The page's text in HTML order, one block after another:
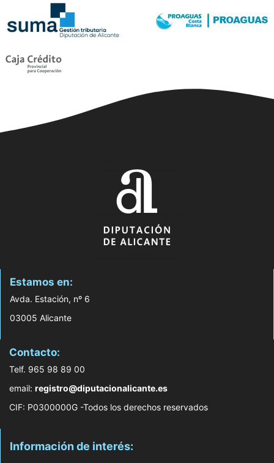
Estamos en:
Avda. Estación, nº 6
03005 Alicante
Contacto:
Telf. 965 98 89 00
email: registro@diputacionalicante.es
CIF: P0300000G -Todos los derechos reservados
Información de interés: